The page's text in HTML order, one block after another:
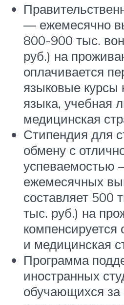
— ежемесячно
800-900 тыс.
руб.) на
оплачивается
языковые курсы
языка, учебная
медицинская
Стипендия для
обмену с
успеваемостью
ежемесячных
составляет 500
тыс. руб.) на
компенсируется
и медицинская
Программа
иностранных
обучающихся